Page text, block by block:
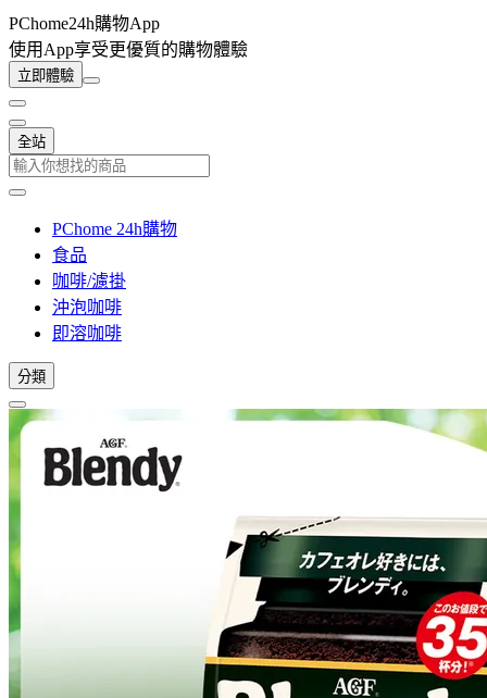
PChome24h購物App
使用App享受更優質的購物體驗
立即體驗
全站
PChome 24h購物
食品
咖啡/濾掛
沖泡咖啡
即溶咖啡
分類